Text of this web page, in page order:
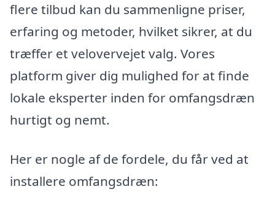
flere tilbud kan du sammenligne priser,
erfaring og metoder, hvilket sikrer, at du
træffer et velovervejet valg. Vores
platform giver dig mulighed for at finde
lokale eksperter inden for omfangsdræn
hurtigt og nemt.
Her er nogle af de fordele, du får ved at
installere omfangsdræn: